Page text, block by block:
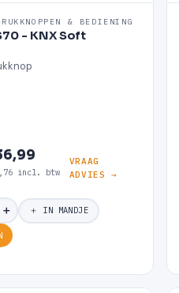
& BEDIENING
- KNX Soft
incl. btw
VRAAG
ADVIES →
＋ ＋ IN MANDJE